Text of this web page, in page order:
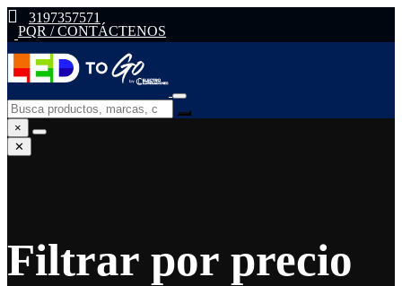
3197357571
PQR / CONTÁCTENOS
×
✕
Filtrar por precio